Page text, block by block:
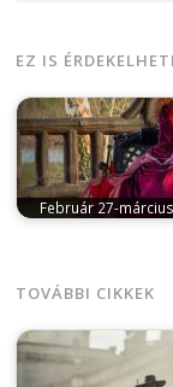
EZ IS ÉRDEKELHETI
Február 27-
TOVÁBBI CIKKEK